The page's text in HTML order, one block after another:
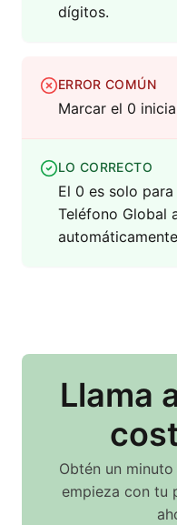
dígitos.
ERROR COMÚN
Marcar el 0
LO CORRECTO
El 0 es solo
Teléfono Global
Llama
Obtén un
empieza con tu